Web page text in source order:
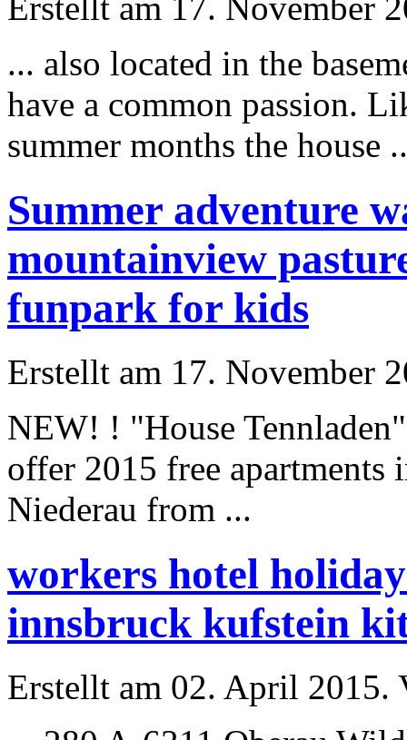
Erstellt am 17. November
... also located in the
have a common passion.
summer months the house
Summer adventure
mountainview
funpark for kids
Erstellt am 17. November
NEW! ! "House
offer 2015 free apartments
Niederau from ...
workers hotel
innsbruck kufstein
Erstellt am 02. April 2015.